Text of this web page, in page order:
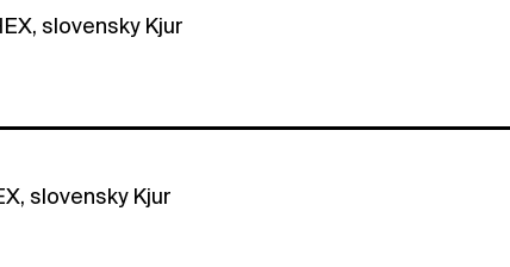
slovensky Kjur
slovensky Kjur